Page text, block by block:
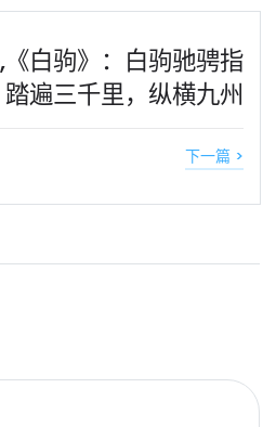
白驹》：白驹驰骋指
遍三千里，纵横九州
下一篇 >